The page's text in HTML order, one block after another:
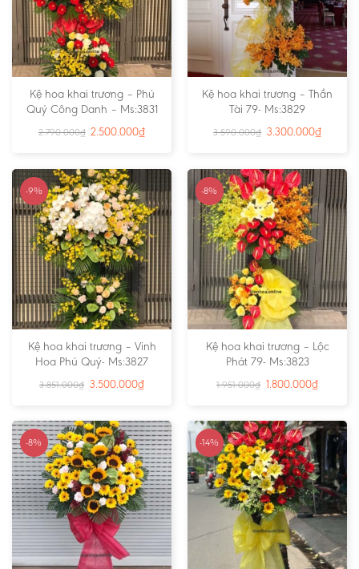
Kệ hoa khai trương – Phú
Quý Công Danh – Ms:3831
2.790.000₫ 2.500.000₫
Kệ hoa khai trương – Thần
Tài 79- Ms:3829
3.590.000₫ 3.300.000₫
-9%
Kệ hoa khai trương – Vinh
Hoa Phú Quý- Ms:3827
3.851.000₫ 3.500.000₫
-8%
Kệ hoa khai trương – Lộc
Phát 79- Ms:3823
1.951.000₫ 1.800.000₫
-8% -14%